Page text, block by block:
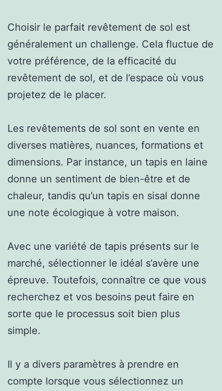
Choisir le parfait revêtement de sol est
généralement un challenge. Cela fluctue de
votre préférence, de la efficacité du
revêtement de sol, et de l’espace où vous
projetez de le placer.
Les revêtements de sol sont en vente en
diverses matières, nuances, formations et
dimensions. Par instance, un tapis en laine
donne un sentiment de bien-être et de
chaleur, tandis qu’un tapis en sisal donne
une note écologique à votre maison.
Avec une variété de tapis présents sur le
marché, sélectionner le idéal s’avère une
épreuve. Toutefois, connaître ce que vous
recherchez et vos besoins peut faire en
sorte que le processus soit bien plus
simple.
Il y a divers paramètres à prendre en
compte lorsque vous sélectionnez un